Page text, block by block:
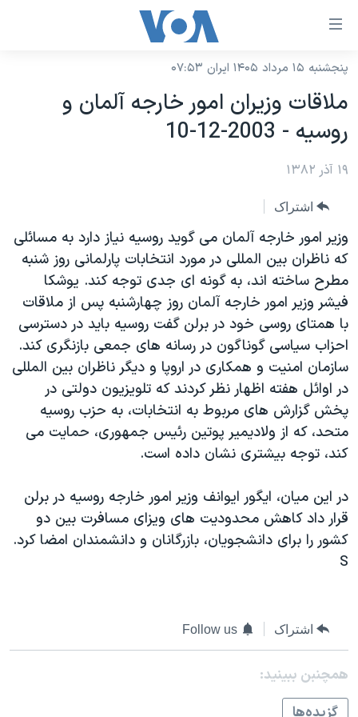
لینکهای
دسترسی
جهش
محتوای
اصلی
اصلی
جهش
به
جستجو
نسخه سبک وب‌سایت
موضوع ها
ایران
آمریکا
جهان
ورزشی
گزیده‌ها
ویژه برنامه‌ها
ویدیوها
فرهنگ و زندگی
حقوق شهروندی
اقتصادی
علم و فناوری
اسرائیل در جنگ
گالری عکس
آرشیو پخش زنده
برنامه های تلویزیونی
جدول برنامه ها
صفحه‌های ویژه
جام جهانی ۲۰۲۶
عملیات خشم حماسی
بایگانی برنامه‌های تلویزیونی
مستندها
انتخابات ریاست جمهوری آمریکا ۲۰۲۴
حمله جمهوری اسلامی به اسرائیل
رمز مهسا
ورزش زنان در ایران
اعتراضات زن، زندگی، آزادی
مجموعه مستندهای دادخواهی
چهل سال گروگان‌گیری
فرکانس‌های صدای آمریکا
پخش رادیویی
یادگیری زبان انگلیسی
دنبال کنید
پنجشنبه ۱۵ مرداد ۱۴۰۵ ایران ۰۷:۵۳
ملاقات وزيران امور خارجه آلمان و
روسيه - 2003-12-10
۱۹ آذر ۱۳۸۲
اشتراک
وزير امور خارجه آلمان می گويد روسيه نياز دارد به مسائلی
که ناظران بين المللی در مورد انتخابات پارلمانی روز شنبه
مطرح ساخته اند، به گونه ای جدی توجه کند. يوشکا
فيشر وزير امور خارجه آلمان روز چهارشنبه پس از ملاقات
با همتای روسی خود در برلن گفت روسيه بايد در دسترسی
احزاب سياسی گوناگون در رسانه های جمعی بازنگری کند.
سازمان امنيت و همکاری در اروپا و ديگر ناظران بين المللی
در اوائل هفته اظهار نظر کردند که تلويزيون دولتی در
پخش گزارش های مربوط به انتخابات، به حزب روسيه
متحد، که از ولاديمير پوتين رئيس جمهوری، حمايت می
کند، توجه بيشتری نشان داده است.
در اين ميان، ايگور ايوانف وزير امور خارجه روسيه در برلن
قرار داد کاهش محدوديت های ويزای مسافرت بين دو
کشور را برای دانشجويان، بازرگانان و دانشمندان امضا کرد.
S
اشتراک Follow us
همچنبن ببینید: